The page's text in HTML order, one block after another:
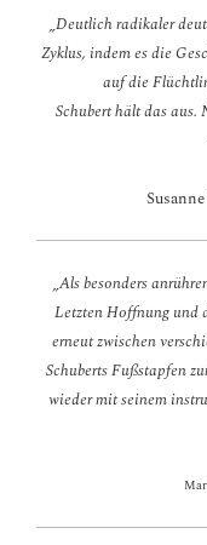
„Deutlich radikaler
Zyklus, indem es die
auf die
Schubert hält das aus.
„Als besonders
Letzten Hoffnung und
erneut zwischen
Schuberts Fußstapfen
wieder mit seinem